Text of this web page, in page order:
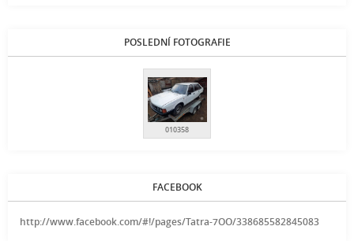
POSLEDNÍ FOTOGRAFIE
010358
FACEBOOK
http://www.facebook.com/#!/pages/Tatra-7OO/338685582845083